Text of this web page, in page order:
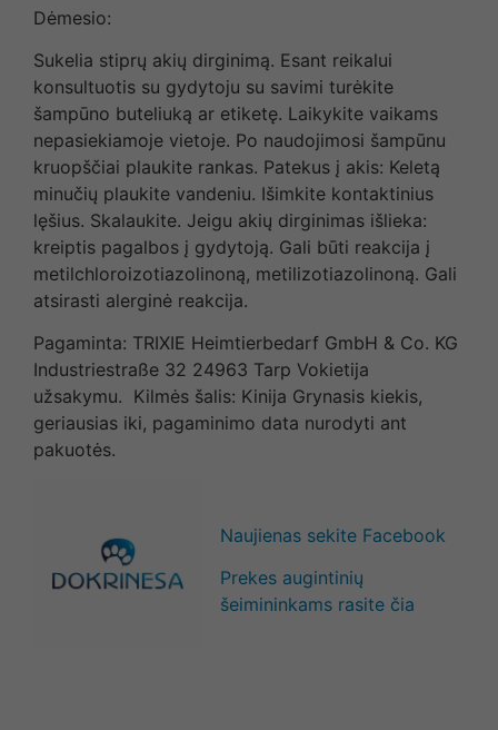
Dėmesio:
Sukelia stiprų akių dirginimą. Esant reikalui
konsultuotis su gydytoju su savimi turėkite
šampūno buteliuką ar etiketę. Laikykite vaikams
nepasiekiamoje vietoje. Po naudojimosi šampūnu
kruopščiai plaukite rankas. Patekus į akis: Keletą
minučių plaukite vandeniu. Išimkite kontaktinius
lęšius. Skalaukite. Jeigu akių dirginimas išlieka:
kreiptis pagalbos į gydytoją. Gali būti reakcija į
metilchloroizotiazolinoną, metilizotiazolinoną. Gali
atsirasti alerginė reakcija.
Pagaminta: TRIXIE Heimtierbedarf GmbH & Co. KG
Industriestraße 32 24963 Tarp Vokietija
užsakymu. Kilmės šalis: Kinija Grynasis kiekis,
geriausias iki, pagaminimo data nurodyti ant
pakuotės.
Naujienas sekite Facebook
Prekes augintinių
šeimininkams rasite čia